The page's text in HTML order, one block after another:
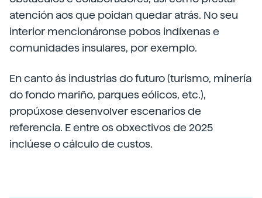
atención aos que poidan quedar atrás. No seu
interior mencionáronse pobos indíxenas e
comunidades insulares, por exemplo.
En canto ás industrias do futuro (turismo, minería
do fondo mariño, parques eólicos, etc.),
propúxose desenvolver escenarios de
referencia. E entre os obxectivos de 2025
inclúese o cálculo de custos.